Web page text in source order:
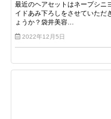
最近のヘアセットはネープシニ
イドあみ下ろしをさせていただ
ょうか？袋井美容…
2022年12月5日